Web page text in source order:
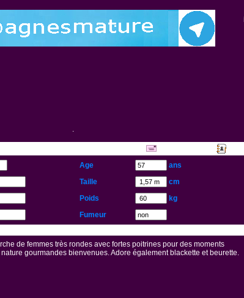
.
Age
ans
Taille
cm
Poids
kg
Fumeur
de femmes très rondes avec fortes poitrines pour des moments
gourmandes bienvenues. Adore également blackette et beurette.